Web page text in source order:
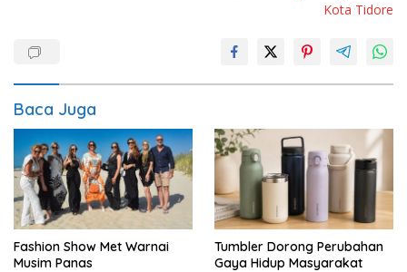
Kota Tidore
Baca Juga
Fashion Show Met Warnai
Musim Panas
Tumbler Dorong Perubahan
Gaya Hidup Masyarakat